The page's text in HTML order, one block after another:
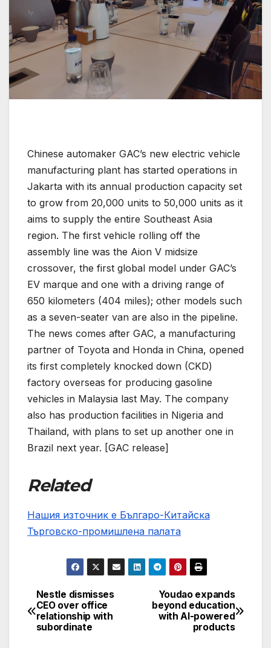
Chinese automaker GAC’s new electric vehicle
manufacturing plant has started operations in
Jakarta with its annual production capacity set
to grow from 20,000 units to 50,000 units as it
aims to supply the entire Southeast Asia
region. The first vehicle rolling off the
assembly line was the Aion V midsize
crossover, the first global model under GAC’s
EV marque and one with a driving range of
650 kilometers (404 miles); other models such
as a seven-seater van are also in the pipeline.
The news comes after GAC, a manufacturing
partner of Toyota and Honda in China, opened
its first completely knocked down (CKD)
factory overseas for producing gasoline
vehicles in Malaysia last May. The company
also has production facilities in Nigeria and
Thailand, with plans to set up another one in
Brazil next year. [GAC release]
Related
Нашия източник е Българо-Китайска
Търговско-промишлена палaта
Post
navigation
Youdao expands
beyond education
with AI-powered
products
Nestle dismisses
CEO over office
relationship with
subordinate